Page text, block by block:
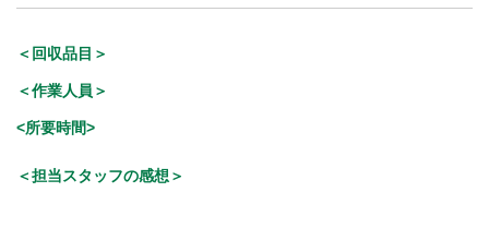
＜回収品目＞
＜作業人員＞
<所要時間>
＜担当スタッフの感想＞